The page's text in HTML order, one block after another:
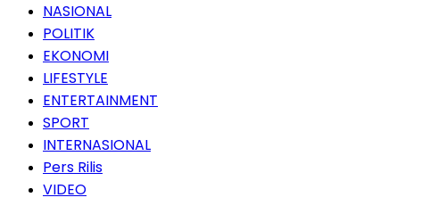
NASIONAL
POLITIK
EKONOMI
LIFESTYLE
ENTERTAINMENT
SPORT
INTERNASIONAL
Pers Rilis
VIDEO